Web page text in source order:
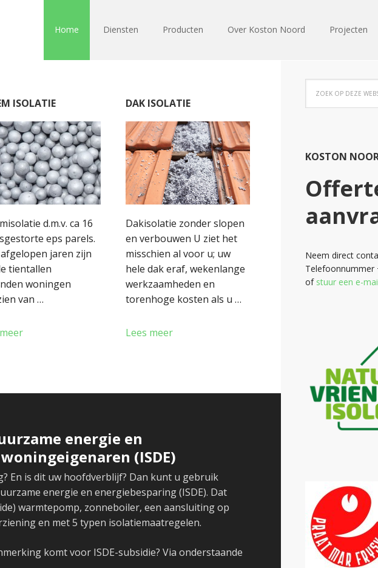
Home Diensten Producten Over Koston Noord Projecten
ISOLATIE
d.m.v. ca 16
eps parels.
jaren zijn
tientallen
woningen
van …
DAK ISOLATIE
Dakisolatie zonder slopen
en verbouwen U ziet het
misschien al voor u; uw
hele dak eraf, wekenlange
werkzaamheden en
torenhoge kosten als u …
Lees meer
energie en
(ISDE)
En is dit uw hoofdverblijf? Dan kunt u gebruik
energie en energiebesparing (ISDE). Dat
warmtepomp, zonneboiler, een aansluiting op
en met 5 typen isolatiemaatregelen.
komt voor ISDE-subsidie? Via onderstaande
KOSTON
Neem direct
Telefoonnummer
of stuur een e-